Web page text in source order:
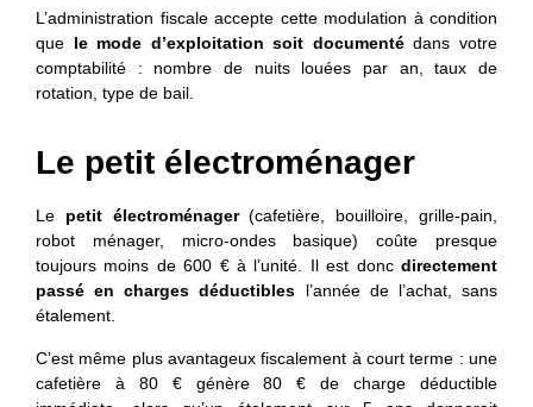
L’administration fiscale accepte cette modulation à condition
que le mode d’exploitation soit documentédans votre
comptabilité : nombre de nuits louées par an, taux de
rotation, type de bail.
Le petit électroménager
Le petit électroménager(cafetière, bouilloire, grille-pain,
robot ménager, micro-ondes basique) coûte presque
toujours moins de 600 € à l’unité. Il est donc directement
passé en charges déductibles l’année de l’achat, sans
étalement.
C’est même plus avantageux fiscalement à court terme : une
cafetière à 80 € génère 80 € de charge déductible